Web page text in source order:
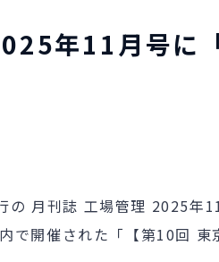
年11月号に
の 月刊誌 工場管理 2025年
で開催された「【第10回 東